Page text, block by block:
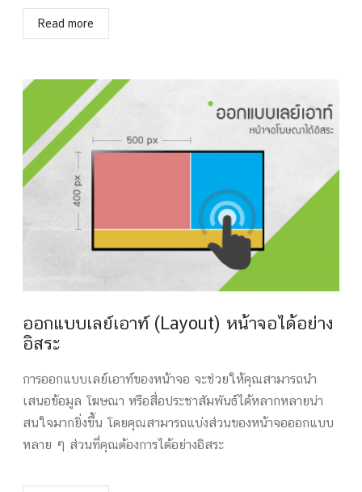
Read more
ออกแบบเลย์เอาท์ (Layout) หน้าจอได้อย่าง
อิสระ
การออกแบบเลย์เอาท์ของหน้าจอ จะช่วยให้คุณสามารถนำ
เสนอข้อมูล โฆษณา หรือสื่อประชาสัมพันธ์ได้หลากหลายน่า
สนใจมากยิ่งขึ้น โดยคุณสามารถแบ่งส่วนของหน้าจอออกแบบ
หลาย ๆ ส่วนที่คุณต้องการได้อย่างอิสระ